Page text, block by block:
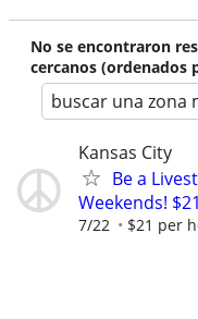
No se encontraron
cercanos (ordenados
buscar una zona
Kansas City
Be a
Weekends!
7/22 $21 per